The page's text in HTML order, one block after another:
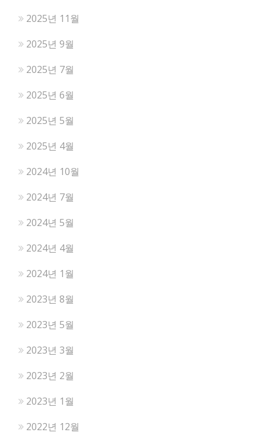
2025년 11월
2025년 9월
2025년 7월
2025년 6월
2025년 5월
2025년 4월
2024년 10월
2024년 7월
2024년 5월
2024년 4월
2024년 1월
2023년 8월
2023년 5월
2023년 3월
2023년 2월
2023년 1월
2022년 12월